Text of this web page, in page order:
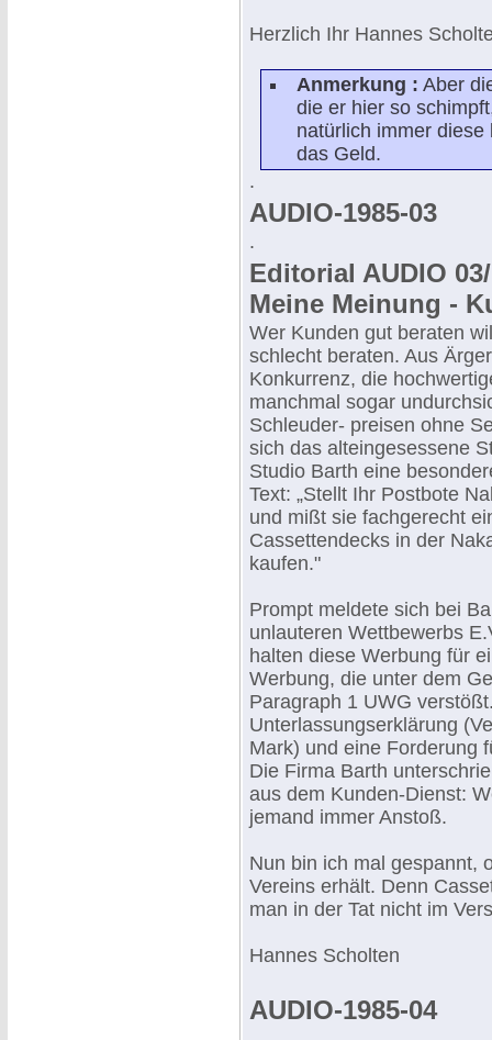
Herzlich Ihr Hannes
Anmerkung : Aber
die er hier so
natürlich immer
das Geld.
.
AUDIO-1985-03
.
Editorial AUDIO
Meine Meinung -
Wer Kunden gut beraten
schlecht beraten. Aus
Konkurrenz, die
manchmal sogar
Schleuder- preisen ohne
sich das alteingesessene
Studio Barth eine
Text: „Stellt Ihr Postbote
und mißt sie fachgerecht
Cassettendecks in der
kaufen."
Prompt meldete sich bei
unlauteren Wettbewerbs
halten diese Werbung für
Werbung, die unter dem
Paragraph 1 UWG
Unterlassungserklärung
Mark) und eine Forderung
Die Firma Barth
aus dem Kunden-Dienst:
jemand immer Anstoß.
Nun bin ich mal gespannt,
Vereins erhält. Denn
man in der Tat nicht im
Hannes Scholten
AUDIO-1985-04